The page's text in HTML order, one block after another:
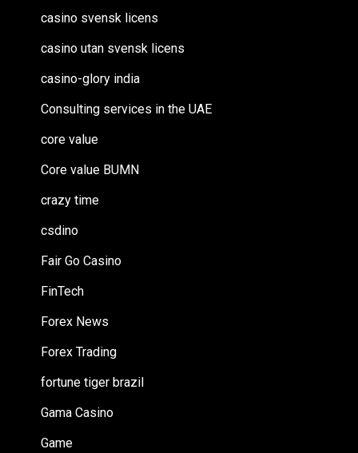
casino svensk licens
casino utan svensk licens
casino-glory india
Consulting services in the UAE
core value
Core value BUMN
crazy time
csdino
Fair Go Casino
FinTech
Forex News
Forex Trading
fortune tiger brazil
Gama Casino
Game